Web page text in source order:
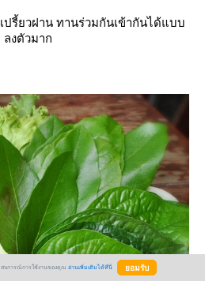
รี้ยวฝาน ทานร่วมกันเข้ากันได้แบบ
ลงตัวมาก
สบการณ์การใช้งานของคุณ อ่านเพิ่มเติมได้ที่นี่